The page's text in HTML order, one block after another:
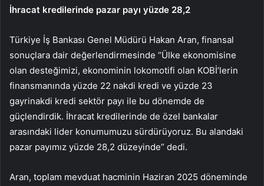
İhracat kredilerinde pazar payı yüzde 28,2
Türkiye İş Bankası Genel Müdürü Hakan Aran, finansal
sonuçlara dair değerlendirmesinde “Ülke ekonomisine
olan desteğimizi, ekonominin lokomotifi olan KOBİ’lerin
finansmanında yüzde 22 nakdi kredi ve yüzde 23
gayrinakdi kredi sektör payı ile bu dönemde de
güçlendirdik. İhracat kredilerinde de özel bankalar
arasındaki lider konumumuzu sürdürüyoruz. Bu alandaki
pazar payımız yüzde 28,2 düzeyinde” dedi.
Aran, toplam mevduat hacminin Haziran 2025 döneminde